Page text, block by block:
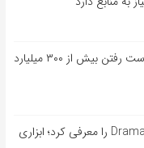
احتمال خروج رایتل از بازار / از دست رفتن بیش از ۳۰۰ میلیارد
دیپ‌مایند هوش مصنوعی Dramatron را معرفی کرد؛ ابزاری